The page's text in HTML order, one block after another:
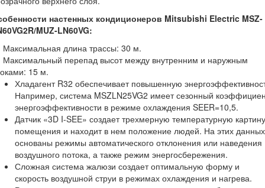
настенных кондиционеров Mitsubishi Electric MSZ-
MUZ-LN60VG:
Максимальная длина трассы: 30 м.
Максимальный перепад высот между внутренним и наружным
15 м.
Хладагент R32 обеспечивает повышенную
Например, система MSZLN25VG2 имеет сезонный
энергоэффективности в режиме охлаждения SEER=10,5.
Датчик «3D I-SEE» создает трехмерную температурную картину
помещения и находит в нем положение людей. На этих данных
основаны режимы автоматического отклонения или наведения
воздушного потока, а также режим энергосбережения.
Сложная система жалюзи создает оптимальную форму и
скорость воздушной струи в режимах охлаждения и нагрева.